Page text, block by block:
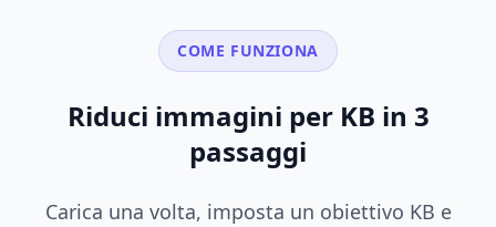
COME FUNZIONA
Riduci immagini per KB in 3
passaggi
Carica una volta, imposta un obiettivo KB e